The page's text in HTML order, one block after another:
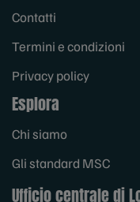
Contatti
Termini e condizioni
Privacy policy
Esplora
Chi siamo
Gli standard MSC
Ufficio centrale di